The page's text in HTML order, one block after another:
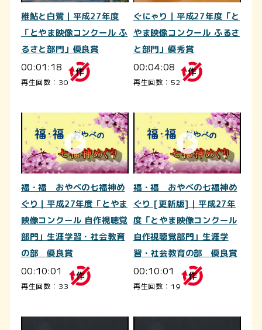
稚鮎と白鷺｜平成27年度
「とやま映像コンクール ふ
るさと部門」優良賞
00:01:18
再生回数：30
ぐにゃり｜平成27年度「と
やま映像コンクール ふるさ
と部門」優秀賞
00:04:08
再生回数：52
福・福 おやべの七福神め
ぐり｜平成27年度「とやま
映像コンクール 自作視聴覚
部門」生涯学習・社会教育
の部 優良賞
00:10:01
再生回数：33
福・福 おやべの七福神め
ぐり [更新版]｜平成27年
度「とやま映像コンクール
自作視聴覚部門」生涯学
習・社会教育の部 優良賞
00:10:01
再生回数：19